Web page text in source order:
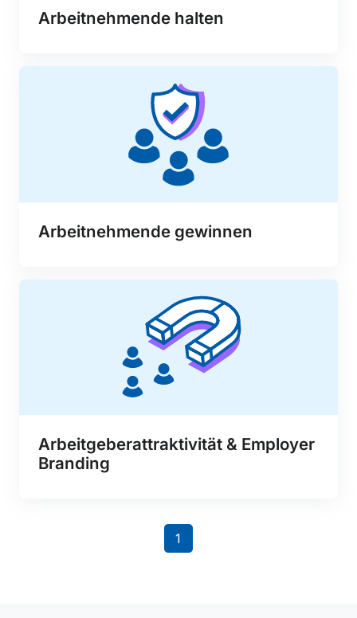
Arbeitnehmende halten
Arbeitnehmende gewinnen
Arbeitgeberattraktivität & Employer
Branding
1